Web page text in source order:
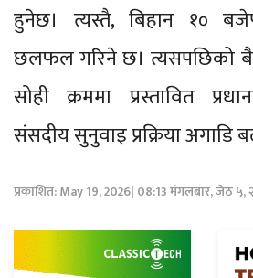
हुनेछ। त्यस्तै, बिहान १०
छलफल गरिने छ। त्यसपछिको
सोही क्रममा प्रस्तावित
संसदीय सुनुवाइ प्रक्रिया अगाडि
प्रकाशित: May 19, 2026| 08:13 मंगलबार, जेठ ५,